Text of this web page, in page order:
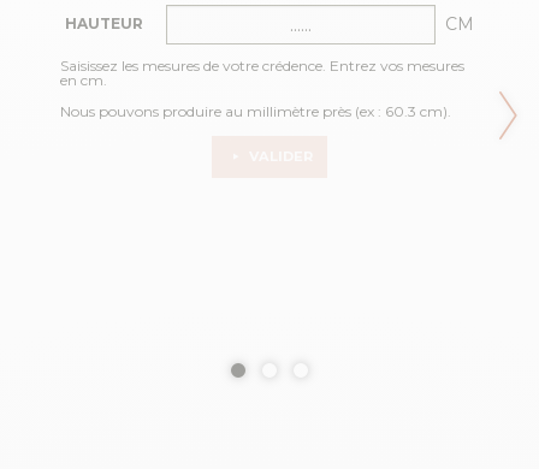
HAUTEUR CM
Saisissez les mesures de votre crédence. Entrez vos mesures
en cm.
Nous pouvons produire au millimètre près (ex : 60.3 cm).